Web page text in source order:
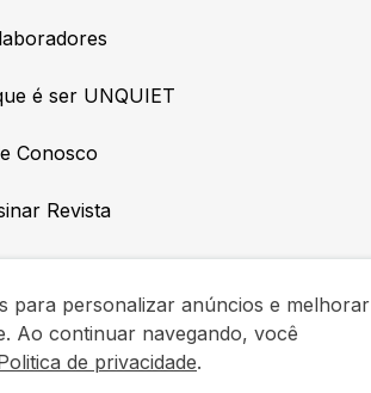
é ser UNQUIET
Conosco
Revista
para personalizar anúncios e melhorar
Ao continuar navegando, você
de privacidade.